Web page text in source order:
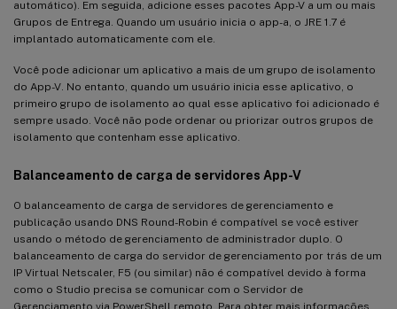
automático). Em seguida, adicione esses pacotes App-V a um ou mais
Grupos de Entrega. Quando um usuário inicia o app-a, o JRE 1.7 é
implantado automaticamente com ele.
Você pode adicionar um aplicativo a mais de um grupo de isolamento
do App-V. No entanto, quando um usuário inicia esse aplicativo, o
primeiro grupo de isolamento ao qual esse aplicativo foi adicionado é
sempre usado. Você não pode ordenar ou priorizar outros grupos de
isolamento que contenham esse aplicativo.
Balanceamento de carga de servidores App-V
O balanceamento de carga de servidores de gerenciamento e
publicação usando DNS Round-Robin é compatível se você estiver
usando o método de gerenciamento de administrador duplo. O
balanceamento de carga do servidor de gerenciamento por trás de um
IP Virtual Netscaler, F5 (ou similar) não é compatível devido à forma
como o Studio precisa se comunicar com o Servidor de
Gerenciamento via PowerShell remoto. Para obter mais informações,